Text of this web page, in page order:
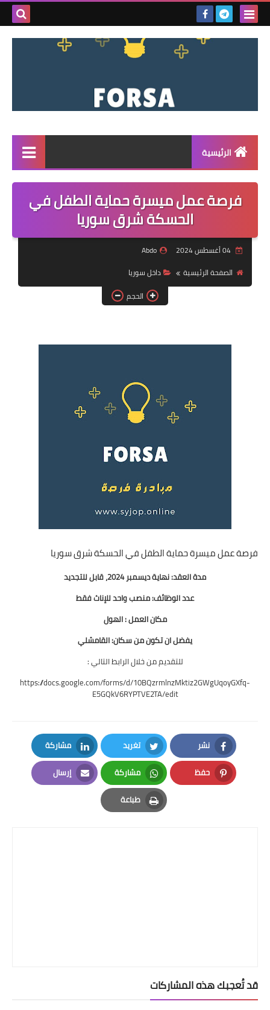
بحث
الرئيسية
القائمة
مناقصات
فرص عمل داخل سوريا
فرص عمل في العراق
فرص عمل في اليمن
فرصة عمل ميسرة حماية الطفل في
الحسكة شرق سوريا
04 أغسطس 2024
Abdo
الصفحة الرئيسية
داخل سوريا
الحجم
فرصة عمل ميسرة حماية الطفل في الحسكة شرق سوريا
مدة العقد: نهاية ديسمبر 2024، قابل للتجديد
عدد الوظائف: منصب واحد للإناث فقط
مكان العمل : الهول
يفضل ان تكون من سكان: القامشلي
للتقديم من خلال الرابط التالي :
https://docs.google.com/forms/d/10BQzrmlnzMktiz2GWgUqoyGXfq-
E5GQkV6RYPTVE2TA/edit
نشر
Facebook
تغريد
Twitter
مشاركة
LinkedIn
حفظ
Pinterest
مشاركة
Whatsapp
إرسال
Email
طباعة
Print
قد تُعجبك هذه المشاركات